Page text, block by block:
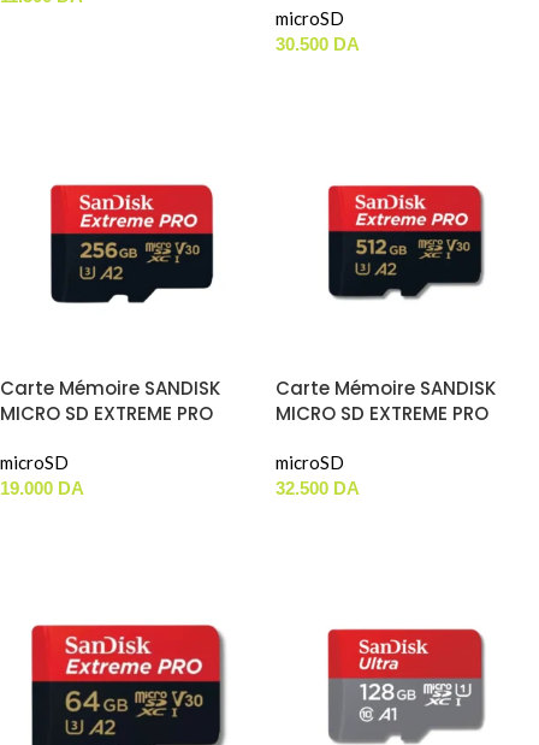
microSD
30.500 DA
Carte Mémoire SANDISK
MICRO SD EXTREME PRO
microSD
19.000 DA
Carte Mémoire SANDISK
MICRO SD EXTREME PRO
microSD
32.500 DA